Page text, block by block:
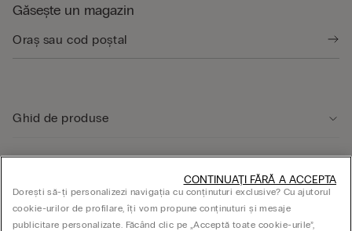
Găsește un magazin
Ghid de produse
ASPECTE JURIDICE
Dorești să-ți personalizezi navigația cu conținuturi exclusive? Cu ajutorul
cookie-urilor de profilare, îți vom propune conținuturi și mesaje
publicitare personalizate. Făcând clic pe „Acceptă toate cookie-urile”,
CONTINUAȚI FĂRĂ A ACCEPTA